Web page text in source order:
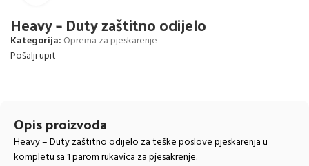
Heavy – Duty zaštitno odijelo
Kategorija: Oprema za pjeskarenje
Pošalji upit
Opis proizvoda
Heavy – Duty zaštitno odijelo za teške poslove pjeskarenja u
kompletu sa 1 parom rukavica za pjesakrenje.